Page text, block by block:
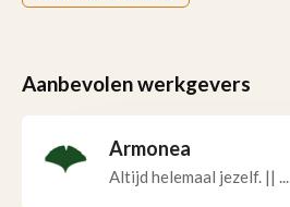
Aanbevolen werkgevers
Armonea
Altijd helemaal jezelf. || ...